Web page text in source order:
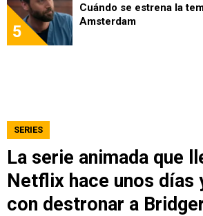
5
Cuándo se estrena la
Amsterdam
SERIES
La serie animada que
Netflix hace unos días
con destronar a